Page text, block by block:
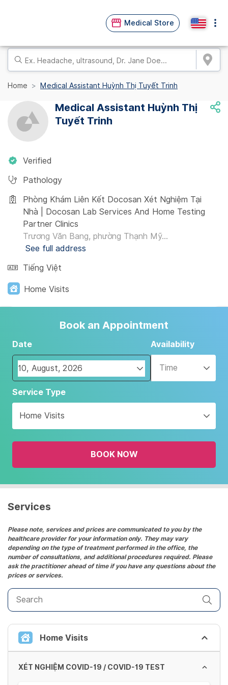
Medical Store
Home Medical Assistant Huỳnh Thị Tuyết Trinh
Medical Assistant Huỳnh Thị
Tuyết Trinh
Verified
Pathology
Phòng Khám Liên Kết Docosan Xét Nghiệm Tại
Nhà | Docosan Lab Services And Home Testing
Partner Clinics
Trương Văn Bang, phường Thạnh Mỹ...
See full address
Tiếng Việt
Home Visits
Book an Appointment
Date
Navigate
forward
interact
with
the
and
date.
the
question
mark
key
to
get
the
keyboard
shortcuts
for
changing
dates.
Availability
Time
Service Type
Home Visits
BOOK NOW
Services
Please note, services and prices are communicated to you by the
healthcare provider for your information only. They may vary
depending on the type of treatment performed in the office, the
number of consultations, and additional procedures required. Please
ask the practitioner ahead of time if you have any questions about the
prices or services.
Home Visits
XÉT NGHIỆM COVID-19 / COVID-19 TEST